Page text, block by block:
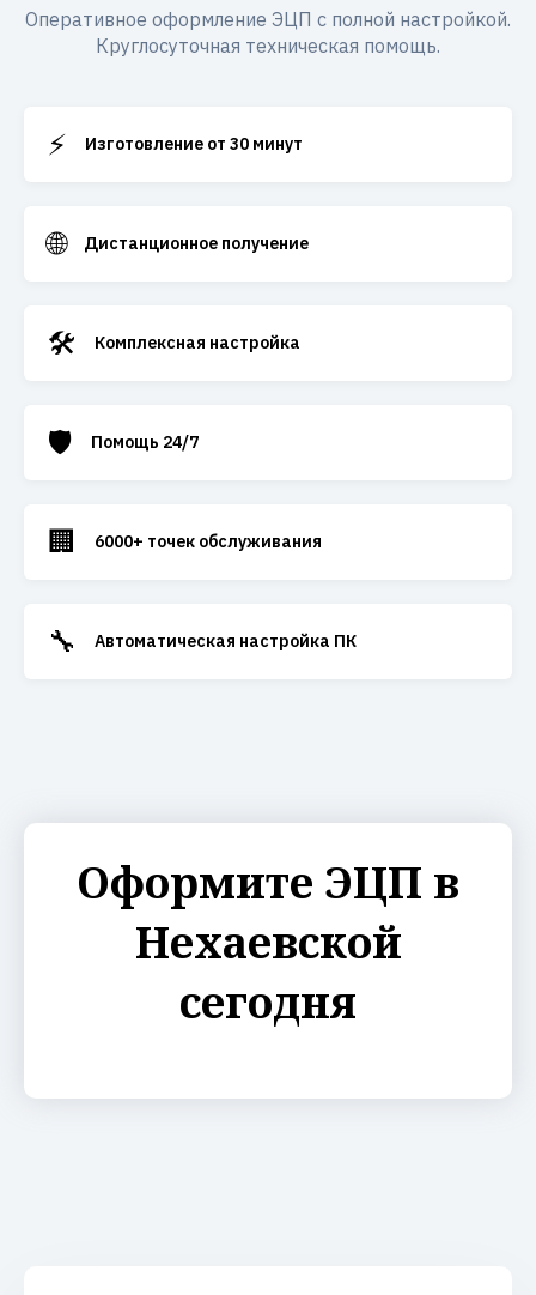
Оперативное оформление ЭЦП с полной настройкой.
Круглосуточная техническая помощь.
⚡ Изготовление от 30 минут
🌐 Дистанционное получение
🛠️ Комплексная настройка
🛡️ Помощь 24/7
🏢 6000+ точек обслуживания
🔧 Автоматическая настройка ПК
Оформите ЭЦП в
Нехаевской
сегодня